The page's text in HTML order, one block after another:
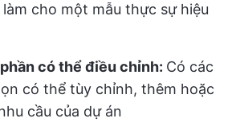
cho một mẫu thực sự hiệu
có thể điều chỉnh: Có các
có thể tùy chỉnh, thêm hoặc
cầu của dự án